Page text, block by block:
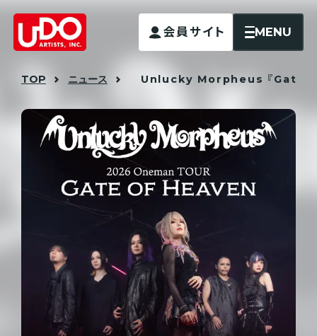
会員サイト MENU
TOP ニュース Unlucky Morpheus 『Gate of